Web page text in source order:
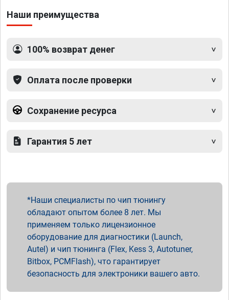
Наши преимущества
100% возврат денег
Оплата после проверки
Сохранение ресурса
Гарантия 5 лет
Наши специалисты по чип тюнингу
обладают опытом более 8 лет. Мы
применяем только лицензионное
оборудование для диагностики (Launch,
Autel) и чип тюнинга (Flex, Kess 3, Autotuner,
Bitbox, PCMFlash), что гарантирует
безопасность для электроники вашего авто.